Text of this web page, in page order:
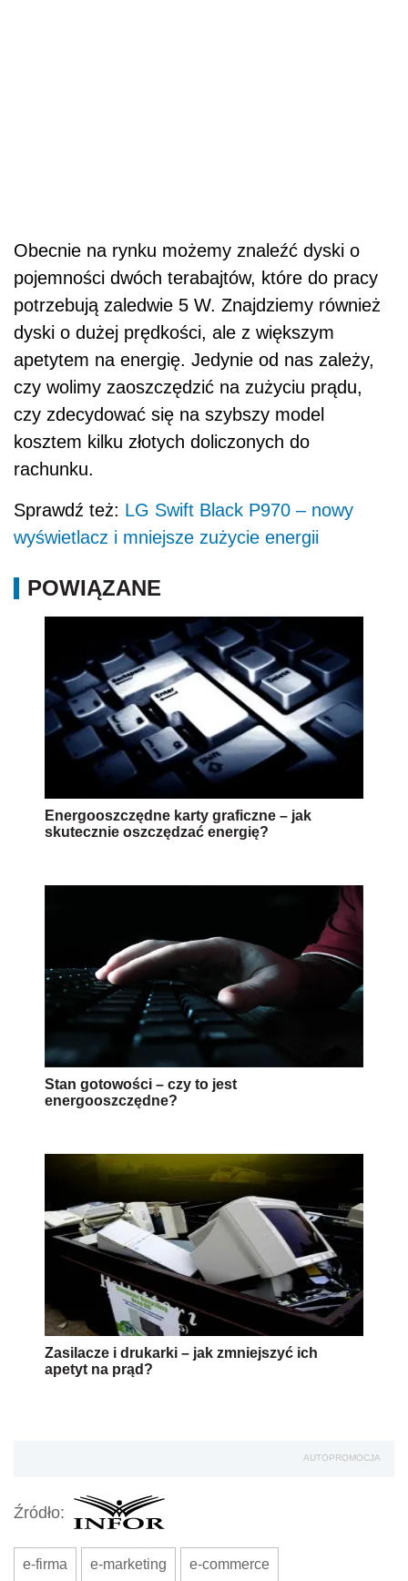
Obecnie na rynku możemy znaleźć dyski o
pojemności dwóch terabajtów, które do pracy
potrzebują zaledwie 5 W. Znajdziemy również
dyski o dużej prędkości, ale z większym
apetytem na energię. Jedynie od nas zależy,
czy wolimy zaoszczędzić na zużyciu prądu,
czy zdecydować się na szybszy model
kosztem kilku złotych doliczonych do
rachunku.
Sprawdź też: LG Swift Black P970 – nowy
wyświetlacz i mniejsze zużycie energii
POWIĄZANE
Energooszczędne karty graficzne – jak
skutecznie oszczędzać energię?
Stan gotowości – czy to jest
energooszczędne?
Zasilacze i drukarki – jak zmniejszyć ich
apetyt na prąd?
AUTOPROMOCJA
Źródło:
e-firma e-marketing e-commerce